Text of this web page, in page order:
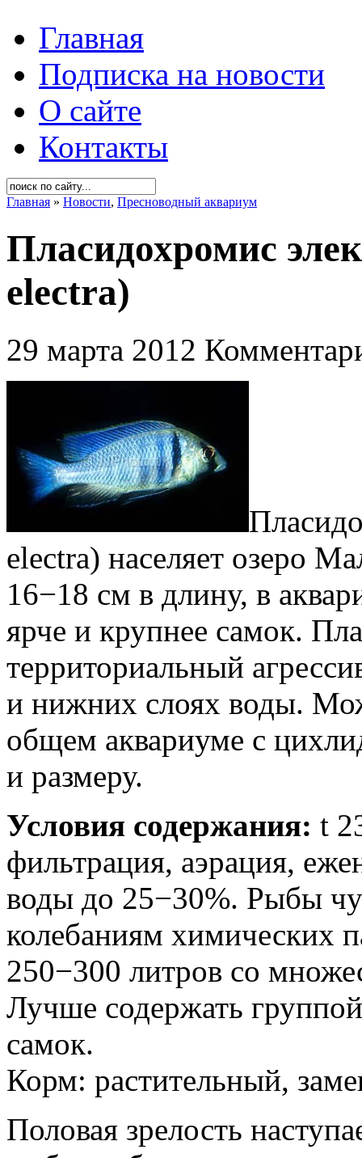
Главная
Подписка на новости
О сайте
Контакты
Главная » Новости, Пресноводный аквариум
Пласидохромис
electra)
29 марта 2012
electra) населяет озеро
16−18 см в длину, в
ярче и крупнее самок.
территориальный
и нижних слоях воды.
общем аквариуме с
и размеру.
Условия содержания: t
фильтрация, аэрация,
воды до 25−30%. Рыбы
колебаниям химических
250−300 литров со
Лучше содержать
самок.
Корм: растительный,
Половая зрелость